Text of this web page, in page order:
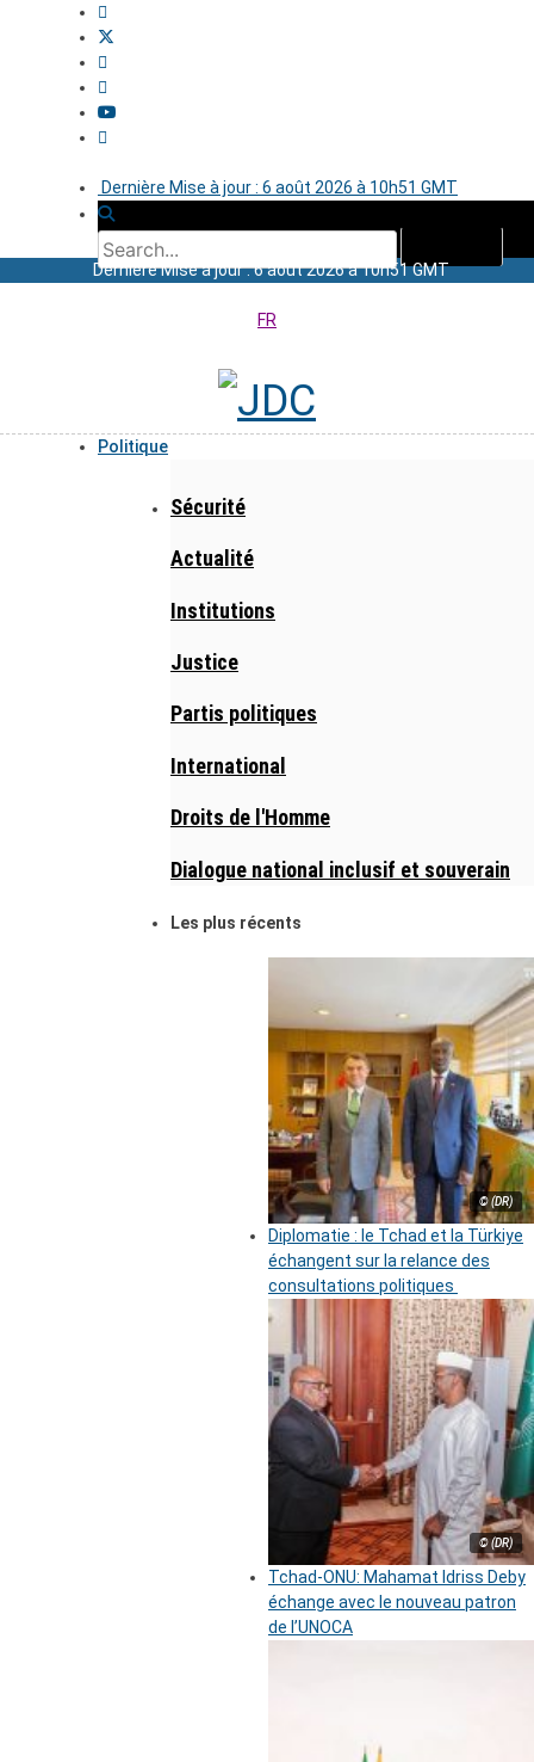
Dernière Mise à jour : 6 août 2026 à 10h51 GMT
Dernière Mise à jour : 6 août 2026 à 10h51 GMT
FR
Politique
Sécurité
Actualité
Institutions
Justice
Partis politiques
International
Droits de l'Homme
Dialogue national inclusif et souverain
Les plus récents
© (DR)
Diplomatie : le Tchad et la Türkiye
échangent sur la relance des
consultations politiques
© (DR)
Tchad-ONU: Mahamat Idriss Deby
échange avec le nouveau patron
de l’UNOCA